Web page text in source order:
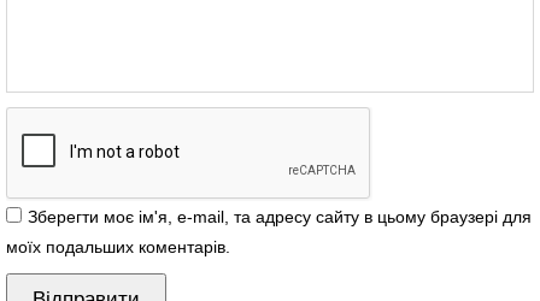
Зберегти моє ім'я, e-mail, та адресу сайту в цьому браузері для
моїх подальших коментарів.